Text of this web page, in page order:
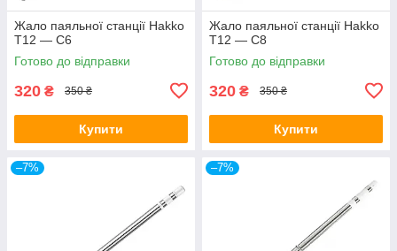
Жало паяльної станції Hakko
T12 — C6
Готово до відправки
320 ₴ 350 ₴
Купити
Жало паяльної станції Hakko
T12 — C8
Готово до відправки
320 ₴ 350 ₴
Купити
–7% –7%